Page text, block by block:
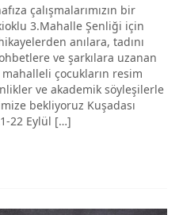
çalışmalarımızın bir
3.Mahalle Şenliği için
anılara, tadını
ve şarkılara uzanan
çocukların resim
ve akademik söyleşilerle
bekliyoruz Kuşadası
22 Eylül […]